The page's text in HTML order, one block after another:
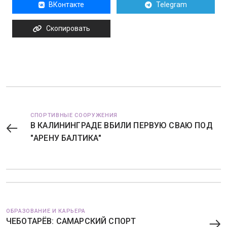
ВКонтакте Telegram
Скопировать
СПОРТИВНЫЕ СООРУЖЕНИЯ
В КАЛИНИНГРАДЕ ВБИЛИ ПЕРВУЮ СВАЮ ПОД
"АРЕНУ БАЛТИКА"
ОБРАЗОВАНИЕ И КАРЬЕРА
ЧЕБОТАРЁВ: САМАРСКИЙ СПОРТ